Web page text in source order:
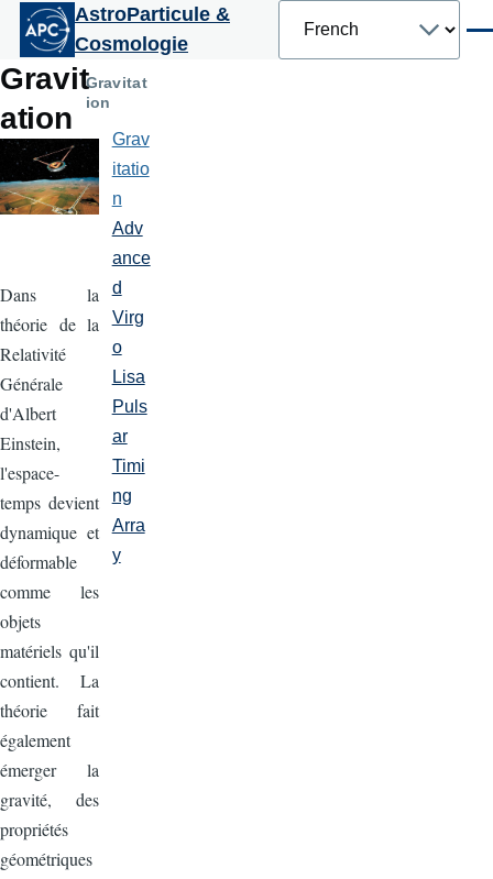
Aller au contenu principal
AstroParticule &
Cosmologie
your
Gravit
ation
Dans la
théorie de la
Relativité
Générale
d'Albert
Einstein,
l'espace-
temps devient
dynamique et
déformable
comme les
objets
matériels qu'il
contient. La
théorie fait
également
émerger la
gravité, des
propriétés
géométriques
Gravitat
ion
Grav
itatio
n
Adv
ance
d
Virg
o
Lisa
Puls
ar
Timi
ng
Arra
y